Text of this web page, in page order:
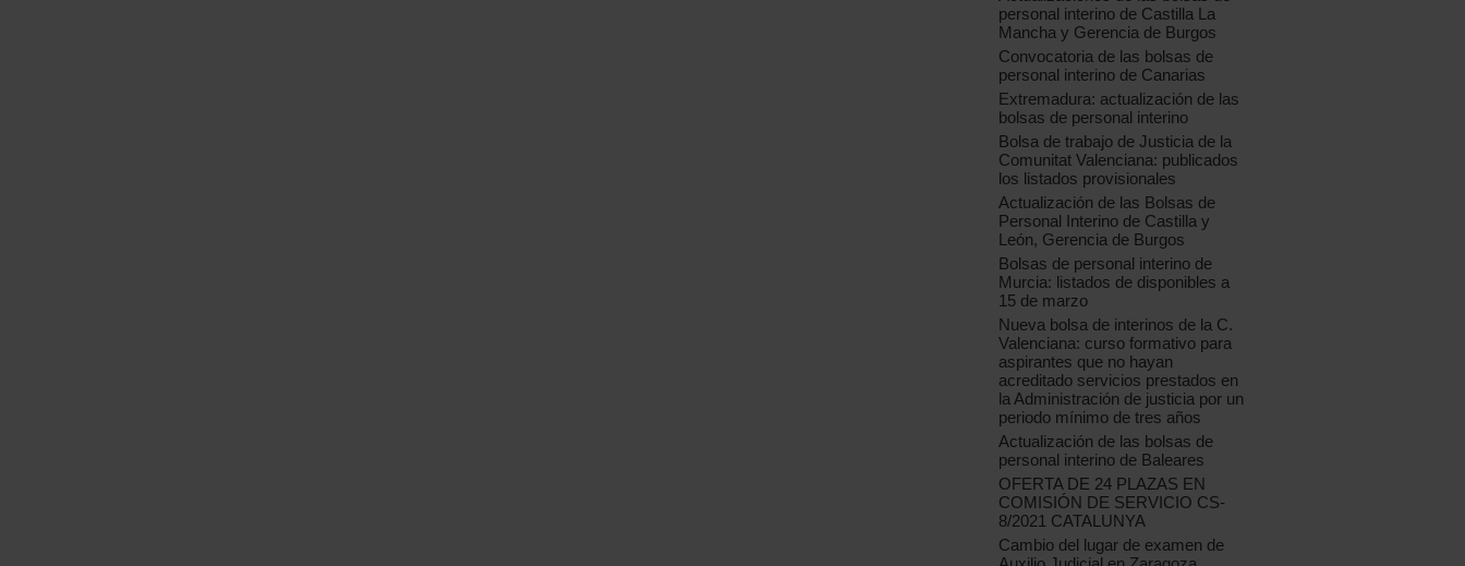
personal interino de Castilla La
Mancha y Gerencia de Burgos
Convocatoria de las bolsas de
personal interino de Canarias
Extremadura: actualización de las
bolsas de personal interino
Bolsa de trabajo de Justicia de la
Comunitat Valenciana: publicados
los listados provisionales
Actualización de las Bolsas de
Personal Interino de Castilla y
León, Gerencia de Burgos
Bolsas de personal interino de
Murcia: listados de disponibles a
15 de marzo
Nueva bolsa de interinos de la C.
Valenciana: curso formativo para
aspirantes que no hayan
acreditado servicios prestados en
la Administración de justicia por un
periodo mínimo de tres años
Actualización de las bolsas de
personal interino de Baleares
OFERTA DE 24 PLAZAS EN
COMISIÓN DE SERVICIO CS-
8/2021 CATALUNYA
Cambio del lugar de examen de